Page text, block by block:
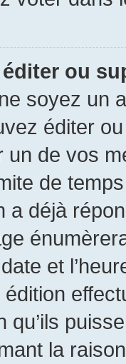
ou
soyez un
éditer
un de vos
de
a déjà
et
édition
qu’ils
la